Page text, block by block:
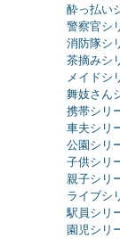
酔っ払い
警察官シ
消防隊シ
茶摘みシ
メイドシ
舞妓さん
携帯シリ
車夫シリ
公園シリ
子供シリ
親子シリ
ライブシ
駅員シリ
園児シリ